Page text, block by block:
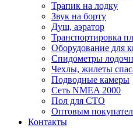
Трапик на лодку
Звук на борту
Душ, аэратор
Транспортировка
Оборудование для
Спидометры
Чехлы, жилеты
Подводные камеры
Сеть NMEA 2000
Пол для СТО
Оптовым
Контакты